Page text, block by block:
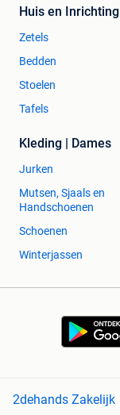
Huis en Inrichting
Zetels
Bedden
Stoelen
Tafels
Kleding | Dames
Jurken
Mutsen, Sjaals en
Handschoenen
Schoenen
Winterjassen
2dehands Zakelijk